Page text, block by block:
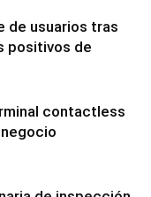
de usuarios tras
positivos de
contactless